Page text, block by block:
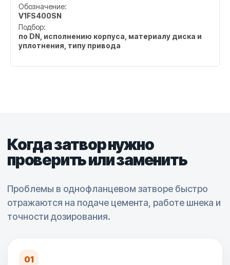
Обозначение:
V1FS400SN
Подбор:
по DN, исполнению корпуса, материалу диска и
уплотнения, типу привода
Когда затвор нужно
проверить или заменить
Проблемы в однофланцевом затворе быстро
отражаются на подаче цемента, работе шнека и
точности дозирования.
01